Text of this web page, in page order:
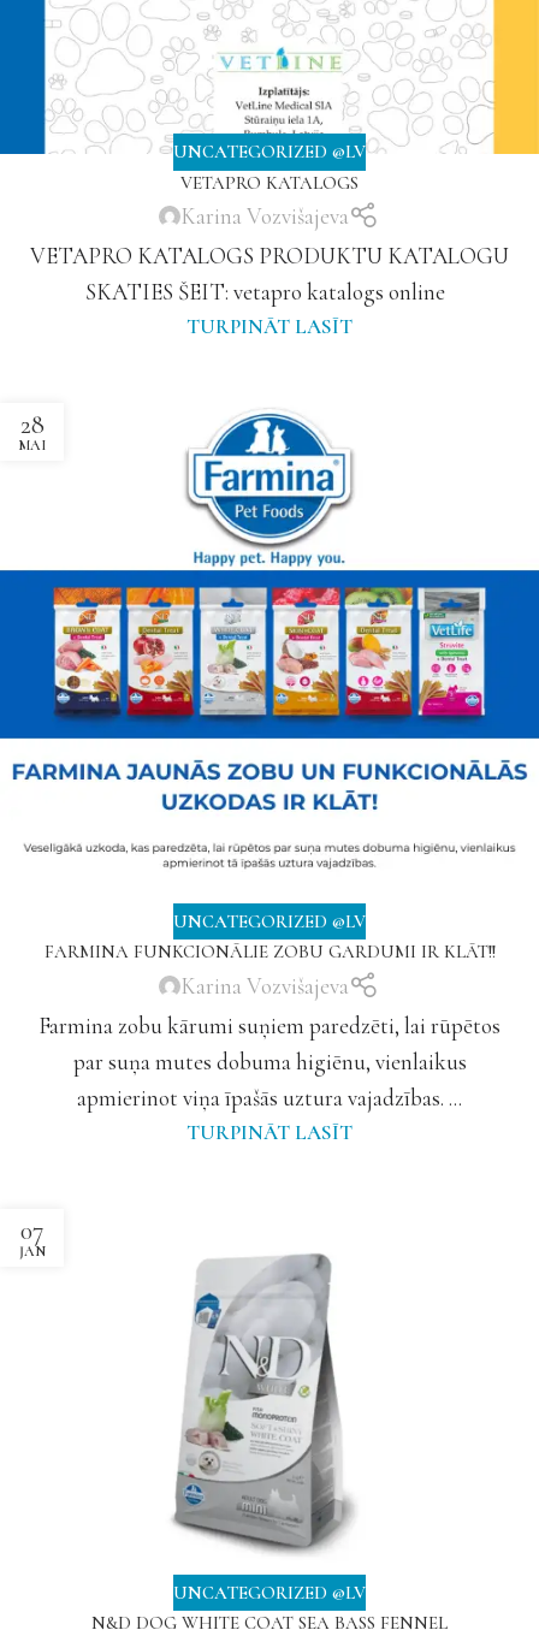
UNCATEGORIZED @LV
VETAPRO KATALOGS
Karina Vozvišajeva
VETAPRO KATALOGS PRODUKTU KATALOGU
SKATIES ŠEIT: vetapro katalogs online
TURPINĀT LASĪT
28
MAI
UNCATEGORIZED @LV
FARMINA FUNKCIONĀLIE ZOBU GARDUMI IR KLĀT!!
Karina Vozvišajeva
Farmina zobu kārumi suņiem paredzēti, lai rūpētos
par suņa mutes dobuma higiēnu, vienlaikus
apmierinot viņa īpašās uztura vajadzības. ...
TURPINĀT LASĪT
07
JAN
UNCATEGORIZED @LV
N&D DOG WHITE COAT SEA BASS FENNEL